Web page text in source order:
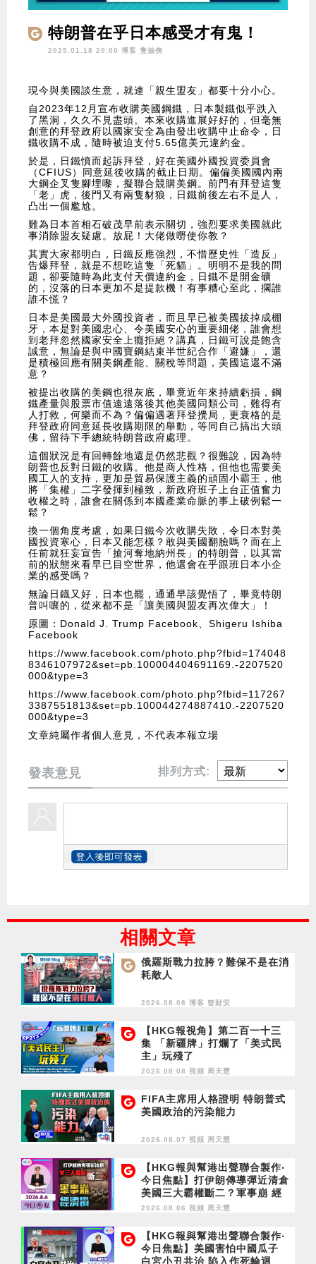
特朗普在乎日本感受才有鬼！
2025.01.18 20:00 博客 隻抽俠
現今與美國談生意，就連「親生盟友」都要十分小心。
自2023年12月宣布收購美國鋼鐵，日本製鐵似乎跌入
了黑洞，久久不見盡頭。本來收購進展好好的，但毫無
創意的拜登政府以國家安全為由發出收購中止命令，日
鐵收購不成，隨時被迫支付5.65億美元違約金。
於是，日鐵憤而起訴拜登，好在美國外國投資委員會
（CFIUS）同意延後收購的截止日期。偏偏美國國內兩
大鋼企叉隻腳埋嚟，擬聯合競購美鋼。前門有拜登這隻
「老」虎，後門又有兩隻豺狼，日鐵前後左右不是人，
凸出一個尷尬。
難為日本首相石破茂早前表示關切，強烈要求美國就此
事消除盟友疑慮。放屁！大佬做嘢使你教？
其實大家都明白，日鐵反應強烈，不惜歷史性「造反」
告爆拜登，就是不想吃這隻「死貓」。明明不是我的問
題，卻要隨時為此支付天價違約金，日鐵不是開金礦
的，沒落的日本更加不是提款機！有事糟心至此，擱誰
誰不慌？
日本是美國最大外國投資者，而且早已被美國拔掉成棚
牙，本是對美國忠心、令美國安心的重要細佬，誰會想
到老拜忽然國家安全上癮拒絕？講真，日鐵可說是飽含
誠意，無論是與中國寶鋼結束半世紀合作「避嫌」，還
是積極回應有關美鋼產能、關稅等問題，美國這還不滿
意？
被提出收購的美鋼也很灰底，畢竟近年來持續虧損，鋼
鐵產量與股票市值遠遠落後其他美國同類公司，難得有
人打救，何樂而不為？偏偏遇著拜登攪局，更衰格的是
拜登政府同意延長收購期限的舉動，等同自己搞出大頭
佛，留待下手總統特朗普政府處理。
這個狀況是有回轉餘地還是仍然悲觀？很難說，因為特
朗普也反對日鐵的收購。他是商人性格，但他也需要美
國工人的支持，更加是貿易保護主義的頑固小霸王，他
將「集權」二字發揮到極致，新政府班子上台正值奮力
收權之時，誰會在關係到本國產業命脈的事上破例鬆一
鬆？
換一個角度考慮，如果日鐵今次收購失敗，令日本對美
國投資寒心，日本又能怎樣？敢與美國翻臉嗎？而在上
任前就狂妄宣告「搶河奪地納州長」的特朗普，以其當
前的狀態來看早已目空世界，他還會在乎跟班日本小企
業的感受嗎？
無論日鐡又好，日本也罷，通通早該覺悟了，畢竟特朗
普叫嚷的，從來都不是「讓美國與盟友再次偉大」！
原圖：Donald J. Trump Facebook、Shigeru Ishiba
Facebook
https://www.facebook.com/photo.php?fbid=174048
8346107972&set=pb.100004404691169.-2207520
000&type=3
https://www.facebook.com/photo.php?fbid=117267
3387551813&set=pb.100044274887410.-2207520
000&type=3
文章純屬作者個人意見，不代表本報立場
發表意見 排列方式:
相關文章
俄羅斯戰力拉胯？難保不是在消
耗敵人
2026.08.08 博客 曾財安
【HKG報視角】第二百一十三
集 「新疆牌」打爛了「美式民
主」玩殘了
2026.08.08 視頻 周天慧
FIFA主席用人格證明 特朗普式
美國政治的污染能力
2026.08.07 視頻 周天慧
【HKG報與幫港出聲聯合製作‧
今日焦點】打伊朗傳導彈近清倉
美國三大霸權斷二？軍事崩 經
濟損
2026.08.06 視頻 周天慧
【HKG報與幫港出聲聯合製作‧
今日焦點】美國害怕中國瓜子
白宮小丑共治 陷入作死輪迴